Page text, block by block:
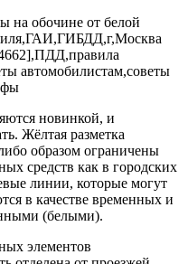
новинкой, и
Жёлтая разметка
образом ограничены
средств как в городских
линии, которые могут
в качестве временных и
(белыми).
элементов